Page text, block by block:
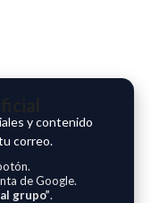
y contenido
correo.
de Google.
grupo”.